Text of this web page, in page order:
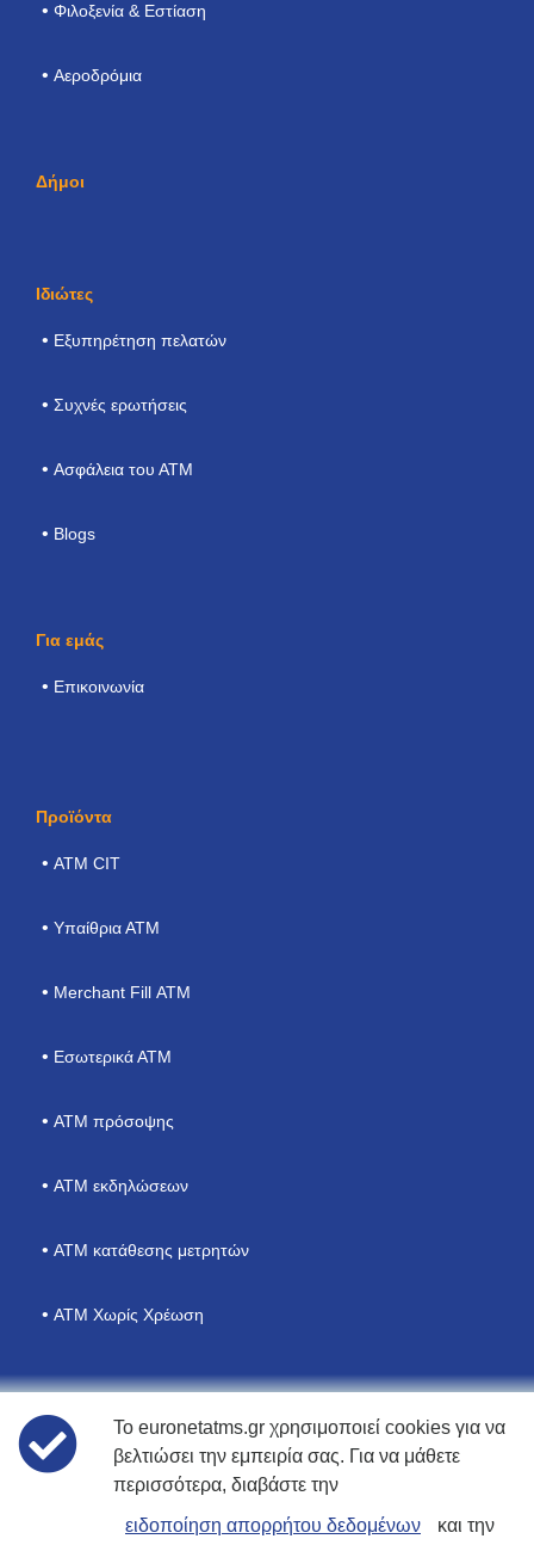
Φιλοξενία & Εστίαση
Αεροδρόμια
Δήμοι
Ιδιώτες
Εξυπηρέτηση πελατών
Συχνές ερωτήσεις
Ασφάλεια του ΑΤΜ
Blogs
Για εμάς
Επικοινωνία
Προϊόντα
ΑΤΜ CIT
Υπαίθρια ΑΤΜ
Merchant Fill ΑΤΜ
Εσωτερικά ΑΤΜ
ΑΤΜ πρόσοψης
ATM εκδηλώσεων
ΑΤΜ κατάθεσης μετρητών
ATM Χωρίς Χρέωση
Πολιτικές
Όροι χρήσης
Το euronetatms.gr χρησιμοποιεί cookies για να
βελτιώσει την εμπειρία σας. Για να μάθετε
περισσότερα, διαβάστε την
ειδοποίηση απορρήτου δεδομένων
και την